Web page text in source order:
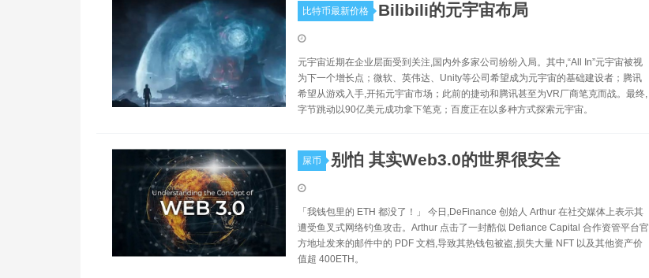
比特币最新价格 Bilibili的元宇宙布局
元宇宙近期在企业层面受到关注,国内外多家公司纷纷入局。其中,“All In”元宇宙被视
为下一个增长点；微软、英伟达、Unity等公司希望成为元宇宙的基础建设者；腾讯
希望从游戏入手,开拓元宇宙市场；此前的捷动和腾讯甚至为VR厂商笔克而战。最终,
字节跳动以90亿美元成功拿下笔克；百度正在以多种方式探索元宇宙。
屎币 别怕 其实Web3.0的世界很安全
「我钱包里的 ETH 都没了！」 今日,DeFinance 创始人 Arthur 在社交媒体上表示其
遭受鱼叉式网络钓鱼攻击。Arthur 点击了一封酷似 Defiance Capital 合作资管平台官
方地址发来的邮件中的 PDF 文档,导致其热钱包被盗,损失大量 NFT 以及其他资产价
值超 400ETH。